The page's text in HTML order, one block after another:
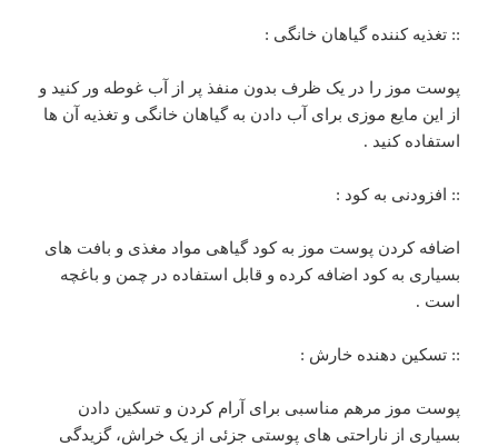
:: تغذیه کننده گیاهان خانگی :
پوست موز را در یک ظرف بدون منفذ پر از آب غوطه ور کنید و
از این مایع موزی برای آب دادن به گیاهان خانگی و تغذیه آن ها
استفاده کنید .
:: افزودنی به کود :
اضافه کردن پوست موز به کود گیاهی مواد مغذی و بافت های
بسیاری به کود اضافه کرده و قابل استفاده در چمن و باغچه
است .
:: تسکین دهنده خارش :
پوست موز مرهم مناسبی برای آرام کردن و تسکین دادن
بسیاری از ناراحتی های پوستی جزئی از یک خراش، گزیدگی